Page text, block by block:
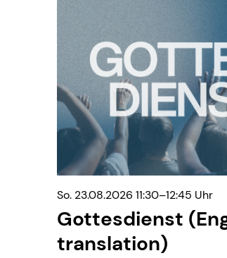
So. 23.08.2026 11:30–12:45 Uhr
Gottesdienst
translation)